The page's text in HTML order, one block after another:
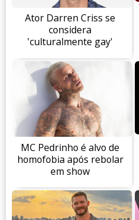
Ator Darren Criss se
considera
'culturalmente gay'
MC Pedrinho é alvo de
homofobia após rebolar
em show